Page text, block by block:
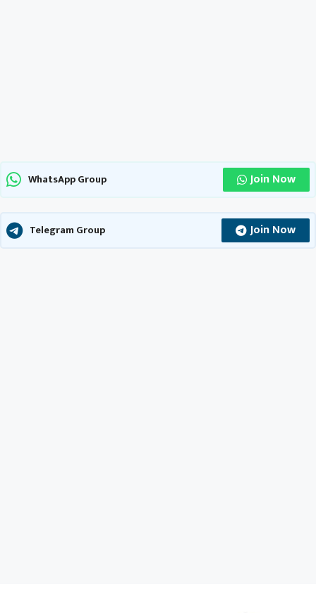
WhatsApp Group Join Now
Telegram Group Join Now